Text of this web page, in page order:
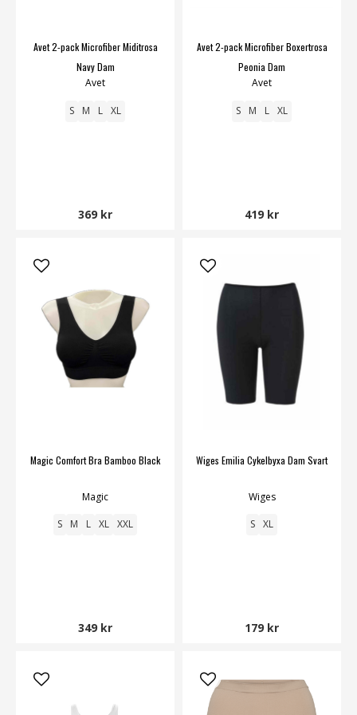
Avet 2-pack Microfiber Miditrosa
Navy Dam
Avet
S M L XL
369 kr
Avet 2-pack Microfiber Boxertrosa
Peonia Dam
Avet
S M L XL
419 kr
Magic Comfort Bra Bamboo Black
Magic
S M L XL XXL
349 kr
Wiges Emilia Cykelbyxa Dam Svart
Wiges
S XL
179 kr